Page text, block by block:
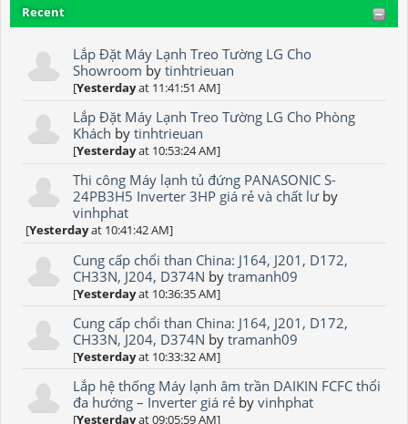
Recent
Lắp Đặt Máy Lạnh Treo Tường LG Cho
Showroom bytinhtrieuan
[Yesterdayat 11:41:51 AM]
Lắp Đặt Máy Lạnh Treo Tường LG Cho Phòng
Khách bytinhtrieuan
[Yesterdayat 10:53:24 AM]
Thi công Máy lạnh tủ đứng PANASONIC S-
24PB3H5 Inverter 3HP giá rẻ và chất lưby
vinhphat
[Yesterdayat 10:41:42 AM]
Cung cấp chổi than China: J164, J201, D172,
CH33N, J204, D374N bytramanh09
[Yesterdayat 10:36:35 AM]
Cung cấp chổi than China: J164, J201, D172,
CH33N, J204, D374N bytramanh09
[Yesterdayat 10:33:32 AM]
Lắp hệ thống Máy lạnh âm trần DAIKIN FCFC thổi
đa hướng – Inverter giá rẻ byvinhphat
[Yesterdayat 09:05:59 AM]